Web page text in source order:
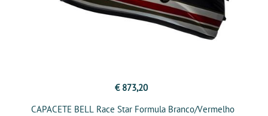
€ 873,20
CAPACETE BELL Race Star Formula Branco/Vermelho